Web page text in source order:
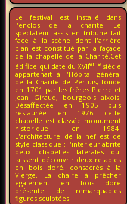
Le festival est installé dans
l'enclos de la charité. Le
spectateur assis en tribune fait
face à la scène dont l'arrière
plan est constitué par la façade
de la chapelle de la Charité.Cet
édifice qui date du XVIIème siècle
appartenait à l'Hôpital général
de la Charité de Pertuis, fondé
en 1701 par les frères Pierre et
Jean Giraud, bourgeois aixois.
Désaffectée en 1905 puis
restaurée en 1976 cette
chapelle est classée monument
historique en 1984.
L'architecture de la nef est de
style classique : l'intérieur abrite
deux chapelles latérales qui
laissent découvrir deux retables
en bois doré, consacrés à la
Vierge. La chaire à prêcher
également en bois doré
présente de remarquables
figures sculptées.